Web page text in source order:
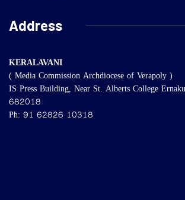
Address
KERALAVANI
( Media Commission Archdiocese of Verapoly )
IS Press Building, Near St. Alberts College
682018
Ph: 91 62826 10318